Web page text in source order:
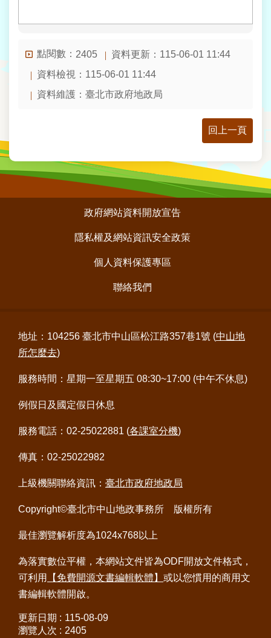
點閱數： 2405
資料更新：115-06-01 11:44
資料檢視：115-06-01 11:44
資料維護：臺北市政府地政局
回上一頁
政府網站資料開放宣告
隱私權及網站資訊安全政策
個人資料保護專區
聯絡我們
地址：104256 臺北市中山區松江路357巷1號 (中山地
所怎麼去)
服務時間：星期一至星期五 08:30~17:00 (中午不休息)
例假日及國定假日休息
服務電話：02-25022881 (各課室分機)
傳真：02-25022982
上級機關聯絡資訊： 臺北市政府地政局
Copyright©臺北市中山地政事務所 版權所有
最佳瀏覽解析度為1024x768以上
為落實數位平權，本網站文件皆為ODF開放文件格式，
可利用
【免費開源文書編輯軟體】 或以您慣用的商用文
書編輯軟體開啟。
更新日期
115-08-09
瀏覽人次
2405